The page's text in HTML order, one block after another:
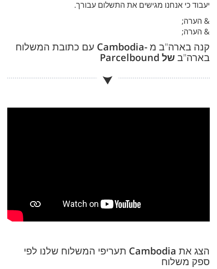
יעבוד כי אנחנו מגישים את התשלום עבורך.
& הערה;
& הערה;
קנה בארה"ב מ-Cambodia
עם כתובת המשלוח
בארה"בשל Parcelbound
הצג את Cambodia תעריפי המשלוח שלנו לפי
ספק משלוח